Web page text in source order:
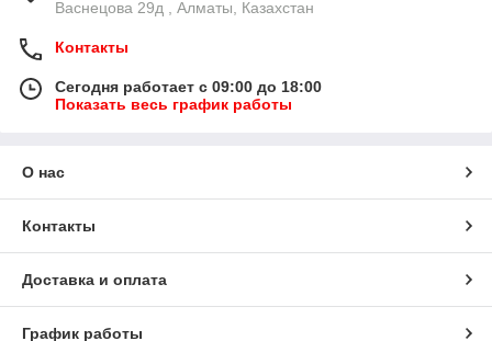
Васнецова 29д , Алматы, Казахстан
Контакты
Сегодня работает с 09:00 до 18:00
Показать весь график работы
О нас
Контакты
Доставка и оплата
График работы